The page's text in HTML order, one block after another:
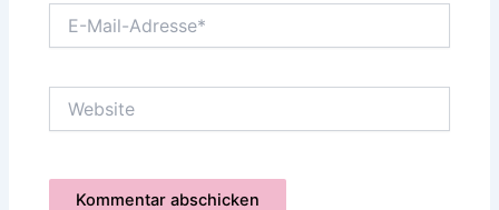
Mail-